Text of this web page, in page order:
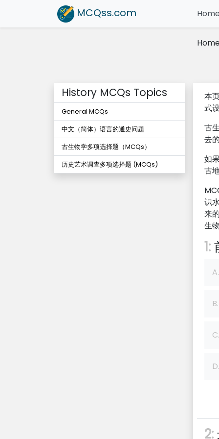
MCQss.com Home
History MCQs Topics
General MCQs
中文（简体）语言的通史问题
古生物学多项选择题（MCQs）
历史艺术调查多项选择题 (MCQs)
本
式
古
去
如
古
识
来
生
1:
A.
B.
C.
D.
2: